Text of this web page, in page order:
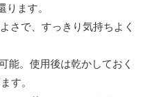
ます。
さで、すっきり気持ちよく
。使用後は乾かしておく
す。